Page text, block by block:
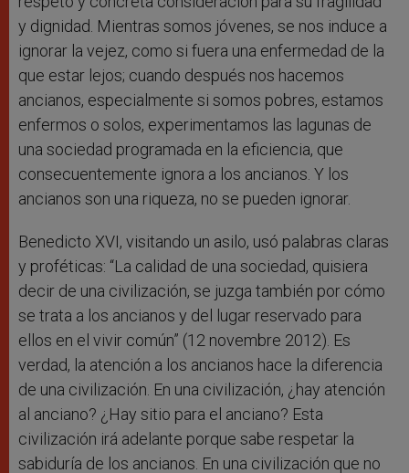
y dignidad. Mientras somos jóvenes, se nos induce a
ignorar la vejez, como si fuera una enfermedad de la
que estar lejos; cuando después nos hacemos
ancianos, especialmente si somos pobres, estamos
enfermos o solos, experimentamos las lagunas de
una sociedad programada en la eficiencia, que
consecuentemente ignora a los ancianos. Y los
ancianos son una riqueza, no se pueden ignorar.
Benedicto XVI, visitando un asilo, usó palabras claras
y proféticas: “La calidad de una sociedad, quisiera
decir de una civilización, se juzga también por cómo
se trata a los ancianos y del lugar reservado para
ellos en el vivir común” (12 novembre 2012). Es
verdad, la atención a los ancianos hace la diferencia
de una civilización. En una civilización, ¿hay atención
al anciano? ¿Hay sitio para el anciano? Esta
civilización irá adelante porque sabe respetar la
sabiduría de los ancianos. En una civilización que no